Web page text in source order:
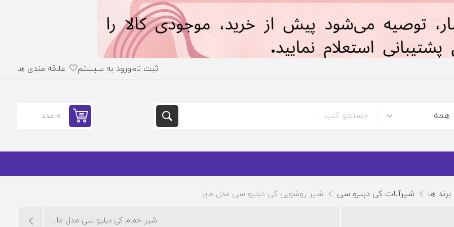
ثبت نامورود به سیستم علاقه مندی ها
0 عدد
برند ها شیرآلات کی دبلیو سی شیر روشویی کی دبلیو سی مدل مایا
شیر حمام کی دبلیو سی مدل ما...